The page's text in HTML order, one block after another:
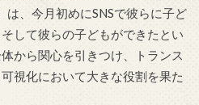
は、今月初めにSNSで彼らに子ど
して彼らの子どもができたとい
から関心を引きつけ、トランス
視化において大きな役割を果た